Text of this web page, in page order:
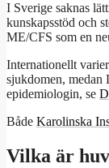
I Sverige saknas
kunskapsstöd och
ME/CFS som en
Internationellt
sjukdomen, medan
epidemiologin, se
Både Karolinska
Vilka är